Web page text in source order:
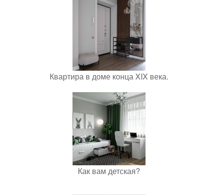
Квартира в доме конца XIX века.
Как вам детская?